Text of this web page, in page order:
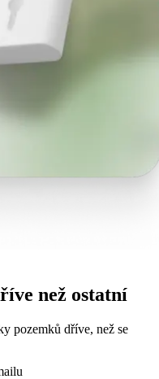
než ostatní
pozemků dříve, než se